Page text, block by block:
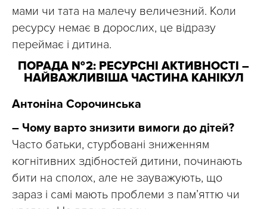
мами чи тата на малечу величезний. Коли
ресурсу немає в дорослих, це відразу
переймає і дитина.
ПОРАДА № 2: РЕСУРСНІ АКТИВНОСТІ –
НАЙВАЖЛИВІША ЧАСТИНА КАНІКУЛ
Антоніна Сорочинська
– Чому варто знизити вимоги до дітей?
Часто батьки, стурбовані зниженням
когнітивних здібностей дитини, починають
бити на сполох, але не зауважують, що
зараз і самі мають проблеми з пам’яттю чи